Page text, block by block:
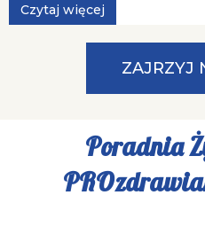
Czytaj więcej
ZAJRZYJ
Poradnia